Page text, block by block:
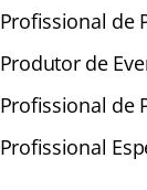
Profissional de
Produtor de
Profissional de
Profissional